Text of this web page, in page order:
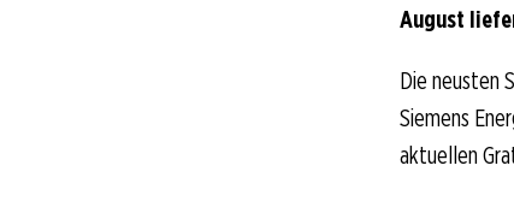
August
Die neusten
Siemens
aktuellen